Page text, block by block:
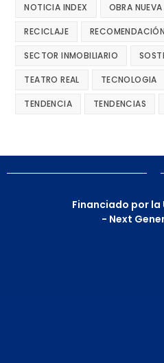
NOTICIA INDEX OBRA NUEVA
RECICLAJE RECOMENDACIÓN
SECTOR INMOBILIARIO
TEATRO REAL TECNOLOGIA
TENDENCIA TENDENCIAS
Financiado por la
- Next